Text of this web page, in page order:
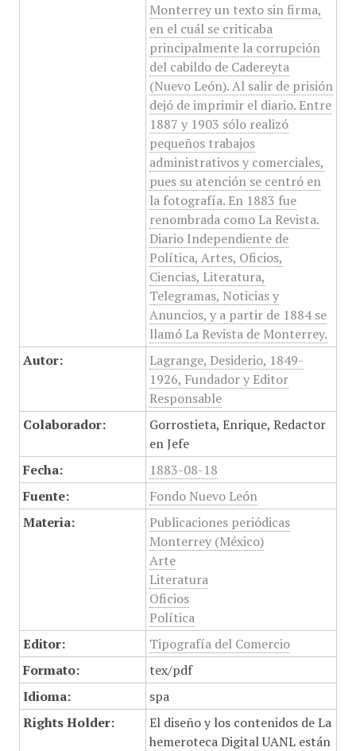
Monterrey un texto sin firma,
en el cuál se criticaba
principalmente la corrupción
del cabildo de Cadereyta
(Nuevo León). Al salir de prisión
dejó de imprimir el diario. Entre
1887 y 1903 sólo realizó
pequeños trabajos
administrativos y comerciales,
pues su atención se centró en
la fotografía. En 1883 fue
renombrada como La Revista.
Diario Independiente de
Política, Artes, Oficios,
Ciencias, Literatura,
Telegramas, Noticias y
Anuncios, y a partir de 1884 se
llamó La Revista de Monterrey.
Autor:
Lagrange, Desiderio, 1849-
1926, Fundador y Editor
Responsable
Colaborador:
Gorrostieta, Enrique, Redactor
en Jefe
Fecha:
1883-08-18
Fuente:
Fondo Nuevo León
Materia:
Publicaciones periódicas
Monterrey (México)
Arte
Literatura
Oficios
Política
Editor:
Tipografía del Comercio
Formato:
tex/pdf
Idioma:
spa
Rights Holder:
El diseño y los contenidos de La
hemeroteca Digital UANL están